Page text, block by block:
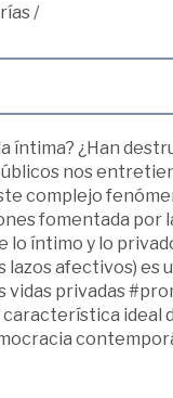
/
íntima? ¿Han
nos
complejo
fomentada por
íntimo y lo
afectivos) es
privadas
ideal